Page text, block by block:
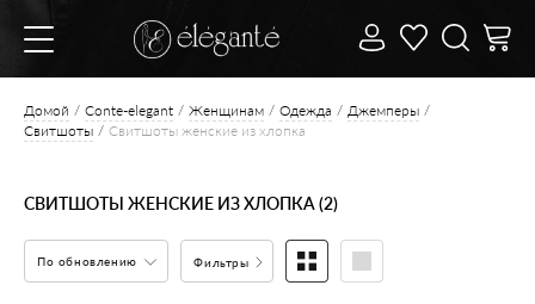
Домой Conte-elegant Женщинам Одежда
Джемперы
Свитшоты
Свитшоты женские из хлопка
СВИТШОТЫ ЖЕНСКИЕ ИЗ ХЛОПКА (2)
По обновлению Фильтры